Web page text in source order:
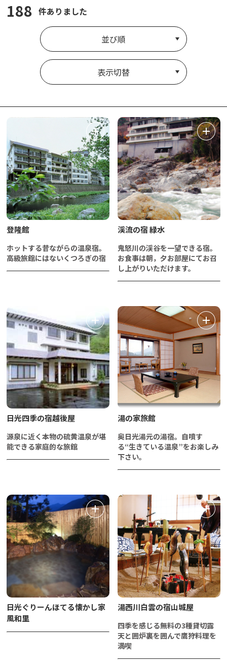
188 件ありました
並び順
表示切替
登隆館
ホットする昔ながらの温泉宿。
高級旅館にはないくつろぎの宿
渓流の宿 緑水
鬼怒川の渓谷を一望できる宿。
お食事は朝，夕お部屋にてお召
し上がりいただけます。
日光四季の宿越後屋
源泉に近く本物の硫黄温泉が堪
能できる家庭的な旅館
湯の家旅館
奥日光湯元の湯宿。自噴す
る“生きている温泉”をお楽しみ
下さい。
日光ぐりーんほてる懐かし家
風和里
湯西川白雲の宿山城屋
四季を感じる無料の3種貸切露
天と囲炉裏を囲んで鷹狩料理を
満喫